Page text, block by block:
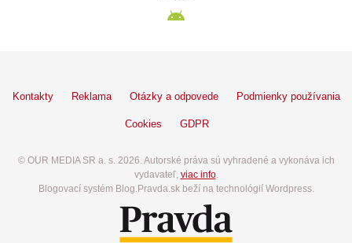
Kontakty Reklama Otázky a odpovede Podmienky používania
Cookies GDPR
© OUR MEDIA SR a. s. 2026. Autorské práva sú vyhradené a vykonáva ich
vydavateľ, viac info.
Blogovací systém Blog.Pravda.sk beží na technológií Wordpress.